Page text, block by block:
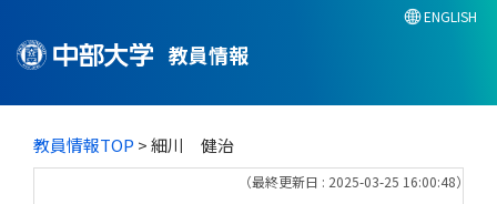
教員情報
ENGLISH
教員情報TOP > 細川 健治
（最終更新日 : 2025-03-25 16:00:48）